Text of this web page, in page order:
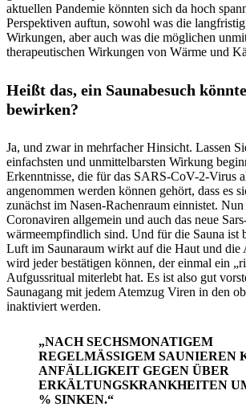
aktuellen Pandemie könnten sich da hoch
Perspektiven auftun, sowohl was die
Wirkungen, aber auch was die möglichen
therapeutischen Wirkungen von Wärme und
Heißt das, ein Saunabesuch
bewirken?
Ja, und zwar in mehrfacher Hinsicht. Lassen
einfachsten und unmittelbarsten Wirkung
Erkenntnisse, die für das SARS-CoV-2-Virus
angenommen werden können gehört, dass es
zunächst im Nasen-Rachenraum einnistet.
Coronaviren allgemein und auch das neue
wärmeempfindlich sind. Und für die Sauna ist
Luft im Saunaraum wirkt auf die Haut und die
wird jeder bestätigen können, der einmal ein
Aufgussritual miterlebt hat. Es ist also gut
Saunagang mit jedem Atemzug Viren in den
inaktiviert werden.
„NACH SECHSMONATIGEM
REGELMÄSSIGEM SAUNIEREN
ANFÄLLIGKEIT GEGEN ÜBER
ERKÄLTUNGSKRANKHEITEN
% SINKEN.“